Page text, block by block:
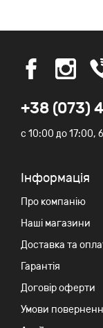
+38 (073)
c 10:00 до 17:00,
Iнформація
Про компанію
Наші магазини
Доставка та
Гарантія
Договір оферти
Умови